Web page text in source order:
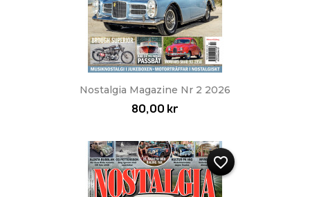
Nostalgia Magazine Nr 2 2026
80,00 kr
favorite_border